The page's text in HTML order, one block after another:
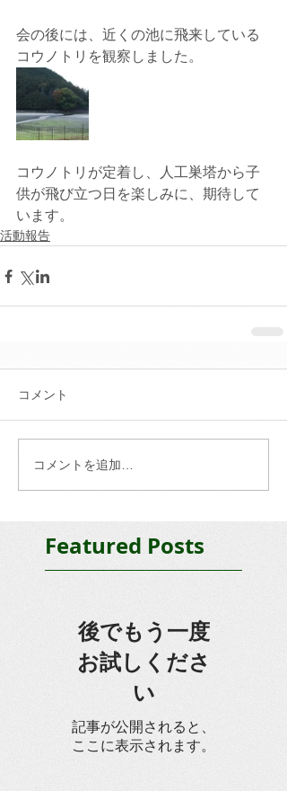
会の後には、近くの池に飛来している
コウノトリを観察しました。
コウノトリが定着し、人工巣塔から子
供が飛び立つ日を楽しみに、期待して
います。
活動報告
コメント
コメントを追加…
Featured Posts
後でもう一度
お試しくださ
い
記事が公開されると、
ここに表示されます。